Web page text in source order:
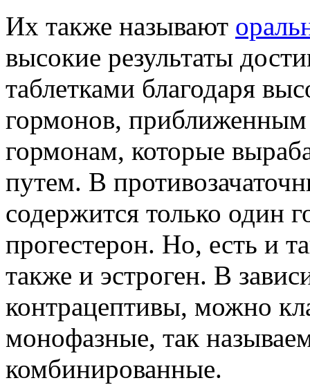
Их также называют
высокие результаты
таблетками благодаря
гормонов,
гормонам, которые
путем. В
содержится только один
прогестерон. Но, есть и
также и эстроген. В
контрацептивы, можно
монофазные, так
комбинированные.